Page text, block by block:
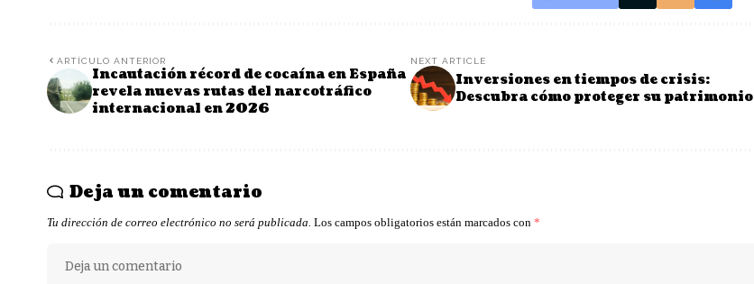
ARTÍCULO ANTERIOR
Incautación récord de cocaína en España
revela nuevas rutas del narcotráfico
internacional en 2026
NEXT ARTICLE
Inversiones en tiempos de crisis:
Descubra cómo proteger su patrimonio
Deja un comentario
Tu dirección de correo electrónico no será publicada. Los campos obligatorios están marcados con *